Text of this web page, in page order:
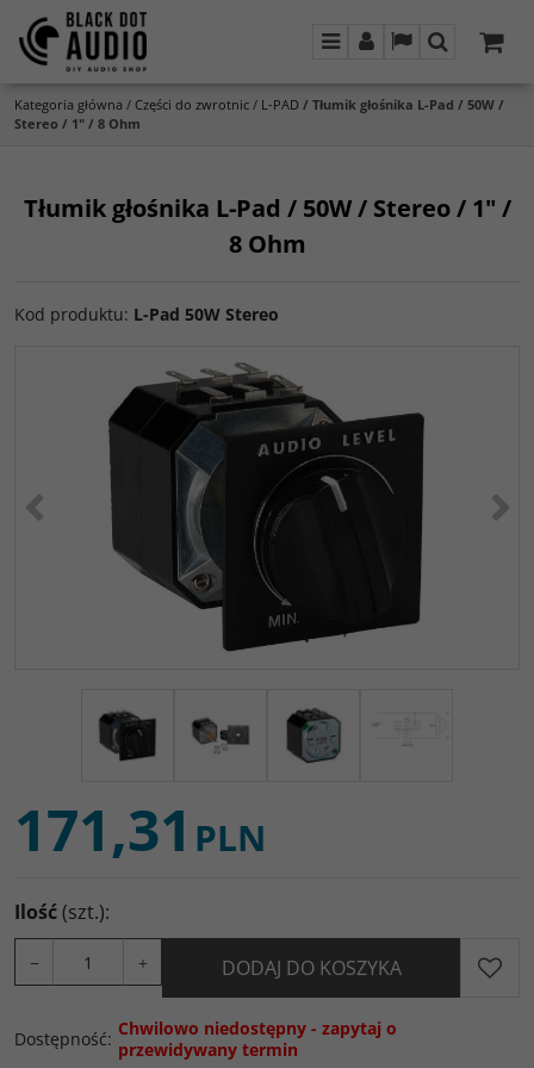
MenuPanel LangSzukaj
Kategoria główna / Części do zwrotnic / L-PAD / Tłumik głośnika L-Pad / 50W /
Stereo / 1" / 8 Ohm
Tłumik głośnika L-Pad / 50W / Stereo / 1" /
8 Ohm
Kod produktu: L-Pad 50W Stereo
<
171,31 PLN
Ilość(szt.):
− + DODAJ DO KOSZYKA
Dostępność: Chwilowo niedostępny - zapytaj o
przewidywany termin